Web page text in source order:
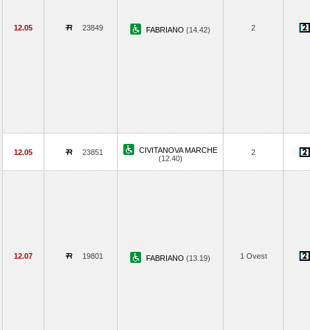
12.05 23849 FABRIANO (14.42) 2
12.05 23851
CIVITANOVA MARCHE
(12.40)
2
12.07 19801 FABRIANO (13.19) 1 Ovest